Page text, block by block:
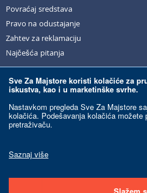
Slažem
Sve Za Majstore koristi kolačiće za
iskustva, kao i u marketinške svrhe.
Nastavkom pregleda Sve Za Majstore
kolačića. Podešavanja kolačića možete
pretraživaču.
Saznaj više
Povraćaj sredstava
Pravo na odustajanje
Zahtev za reklamaciju
Najčešća pitanja
Razvoj sajta:
Uslovi korišćenja
© Sve Za Majstore. 2026. Sva prava